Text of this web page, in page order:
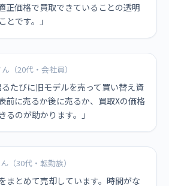
正価格で買取できていることの透明
です。」
（20代・会社員）
たびに旧モデルを売って買い替え資
前に売るか後に売るか、買取Xの価格
るのが助かります。」
（30代・転勤族）
まとめて売却しています。時間がな